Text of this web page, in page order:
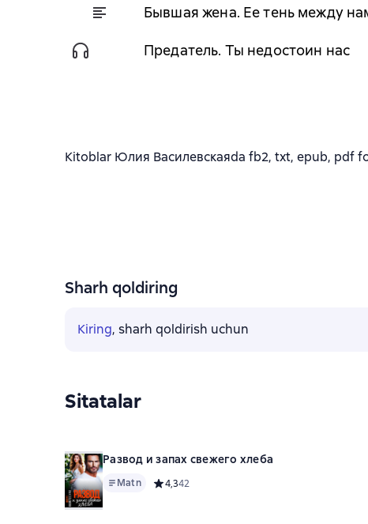
Бывшая жена. Ее тень между
Предатель. Ты недостоин нас
Kitoblar Юлия Василевскаяda fb2, txt, epub, pdf
Sharh qoldiring
Kiring, sharh qoldirish uchun
Sitatalar
Развод и запах свежего хлеба
Matn Средний рейтинг 4,3 на основе 42 оценок
4,342